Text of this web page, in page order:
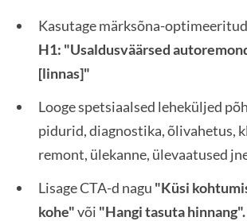
Kasutage märksõna-
H1: "Usaldusväärsed
[linnas]"
Looge spetsiaalsed leheküljed
pidurid, diagnostika, õlivahetus,
remont, ülekanne, ülevaatused
Lisage CTA-d nagu "Küsi
kohe"või "Hangi tasuta hinnang".